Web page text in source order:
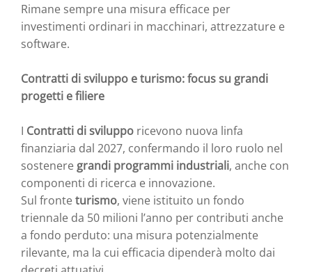
Rimane sempre una misura efficace per
investimenti ordinari in macchinari, attrezzature e
software.
Contratti di sviluppo e turismo: focus su grandi
progetti e filiere
I Contratti di sviluppo ricevono nuova linfa
finanziaria dal 2027, confermando il loro ruolo nel
sostenere grandi programmi industriali, anche con
componenti di ricerca e innovazione.
Sul fronteturismo, viene istituito un fondo
triennale da 50 milioni l’anno per contributi anche
a fondo perduto: una misura potenzialmente
rilevante, ma la cui efficacia dipenderà molto dai